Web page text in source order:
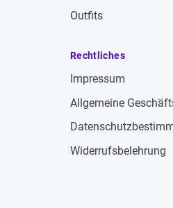
Outfits
Rechtliches
Impressum
Allgemeine
Widerrufsbelehrung